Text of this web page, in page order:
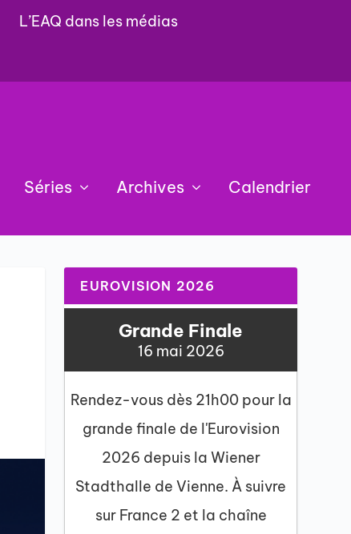
L’EAQ dans les médias
Séries Archives Calendrier
EUROVISION 2026
Grande Finale
16 mai 2026
Rendez-vous dès 21h00 pour la
grande finale de l'Eurovision
2026 depuis la Wiener
Stadthalle de Vienne. À suivre
sur France 2 et la chaîne